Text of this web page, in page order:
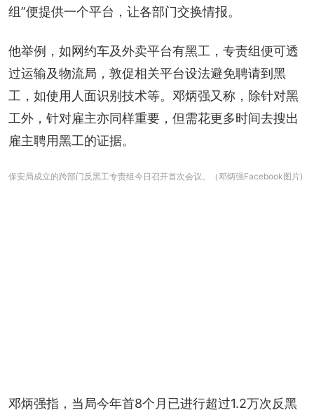
组”便提供一个平台，让各部门交换情报。
他举例，如网约车及外卖平台有黑工，专责组便可透
过运输及物流局，敦促相关平台设法避免聘请到黑
工，如使用人面识别技术等。邓炳强又称，除针对黑
工外，针对雇主亦同样重要，但需花更多时间去搜出
雇主聘用黑工的证据。
保安局成立的跨部门反黑工专责组今日召开首次会议。（邓炳强Facebook图片)
邓炳强指，当局今年首8个月已进行超过1.2万次反黑